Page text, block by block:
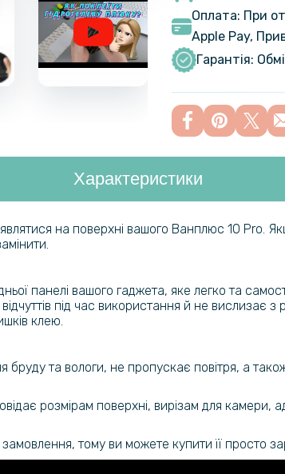
Оплата: При
Apple Pay,
Гарантія:
Характеристики
на поверхні вашого Ванплюс 10 Pro.
панелі вашого гаджета, яке легко та
під час використання й не вислизає
клею.
та вологи, не пропускає повітря, а також
розмірам поверхні, вирізам для
замовлення, тому ви можете купити її просто